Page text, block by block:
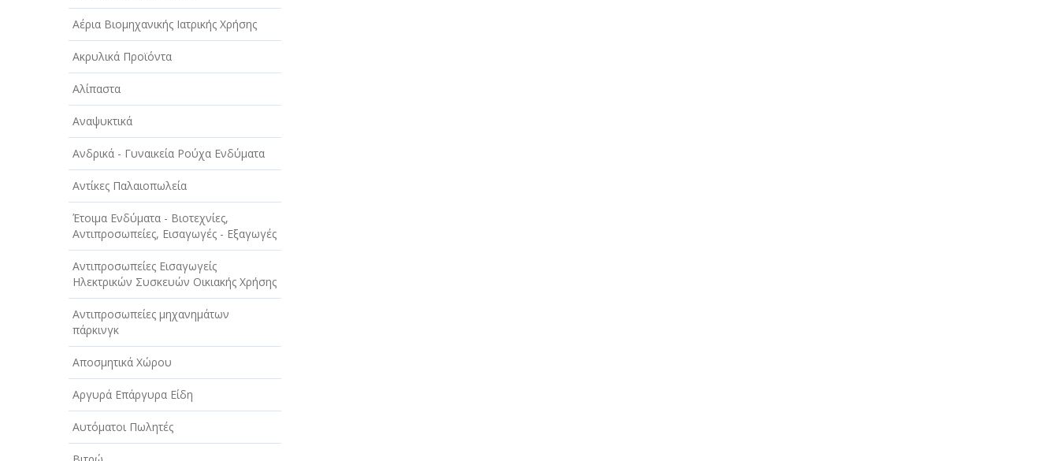
Αέρια Βιομηχανικής Ιατρικής Χρήσης
Ακρυλικά Προϊόντα
Αλίπαστα
Αναψυκτικά
Ανδρικά - Γυναικεία Ρούχα Ενδύματα
Αντίκες Παλαιοπωλεία
Έτοιμα Ενδύματα - Βιοτεχνίες,
Αντιπροσωπείες, Εισαγωγές - Εξαγωγές
Αντιπροσωπείες Εισαγωγείς
Ηλεκτρικών Συσκευών Οικιακής Χρήσης
Αντιπροσωπείες μηχανημάτων
πάρκινγκ
Αποσμητικά Χώρου
Αργυρά Επάργυρα Είδη
Αυτόματοι Πωλητές